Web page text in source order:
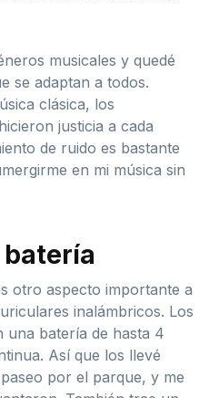
musicales y quedé
se adaptan a todos.
clásica, los
justicia a cada
de ruido es bastante
en mi música sin
batería
otro aspecto importante a
inalámbricos. Los
una batería de hasta 4
Así que los llevé
por el parque, y me